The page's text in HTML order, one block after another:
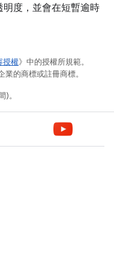
度，並會在短暫逾時
授權》中的授權所規範。
的商標或註冊商標。
。